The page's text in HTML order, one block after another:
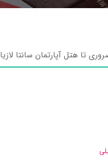
تا هتل آپارتمان سانتا لازیا